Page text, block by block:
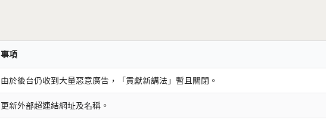
事項
由於後台仍收到大量惡意廣告，「貢獻新講法」暫且關閉。
更新外部超連結網址及名稱。